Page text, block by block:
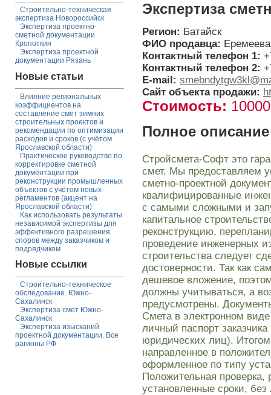
Строительно-техническая
экспертиза Новороссийск
Экспертиза проектно-
сметной документации
Кропоткин
Экспертиза проектной
документации Рязань
Новые статьи
Влияние региональных
коэффициентов на
составление смет зимних
строительных проектов и
рекомендации по оптимизации
расходов и сроков (с учётом
Ярославской области)
Практическое руководство по
корректировке сметной
документации при
реконструкции промышленных
объектов с учётом новых
регламентов (акцент на
Ярославской области)
Как использовать результаты
независимой экспертизы для
эффективного разрешения
споров между заказчиком и
подрядчиком
Новые ссылки
Строительно-техническое
обследование. Южно-
Сахалинск
Экспертиза смет Южно-
Сахалинск
Экспертиза изысканий
проектной документации. Все
рагионы РФ
Экспертиза
Регион: Батайск
ФИО продавца:
Контактный телефон 1:
Контактный телефон 2:
E-mail:
Сайт объекта продажи:
Стоимость:
Полное
Стройсмета-Софт это
смет. Мы предоставляем
сметно-проектной
квалифицированные
с самыми сложными и
капитальное
реконструкцию,
проведение инженерных
строительства следует
достоверности. Так как
дешевое вложение,
должны учитываться, а
предусмотрены.
Смета в электронном
личный паспорт
юридических лиц).
направленное в
оформленное по типу
Положительная проверка,
установленные сроки,